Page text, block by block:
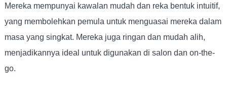
Mereka mempunyai kawalan mudah dan reka bentuk intuitif,
yang membolehkan pemula untuk menguasai mereka dalam
masa yang singkat. Mereka juga ringan dan mudah alih,
menjadikannya ideal untuk digunakan di salon dan on-the-
go.